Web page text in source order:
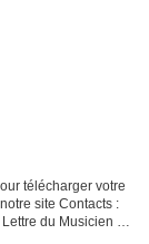
télécharger votre
site Contacts :
du Musicien se